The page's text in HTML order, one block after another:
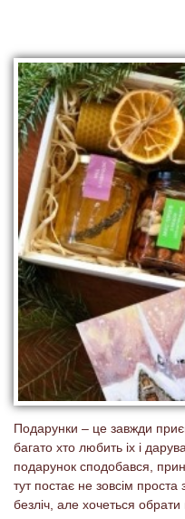
Подарунки – це завжди
багато хто любить іх і
подарунок сподобався,
тут постає не зовсім
безліч, але хочеться